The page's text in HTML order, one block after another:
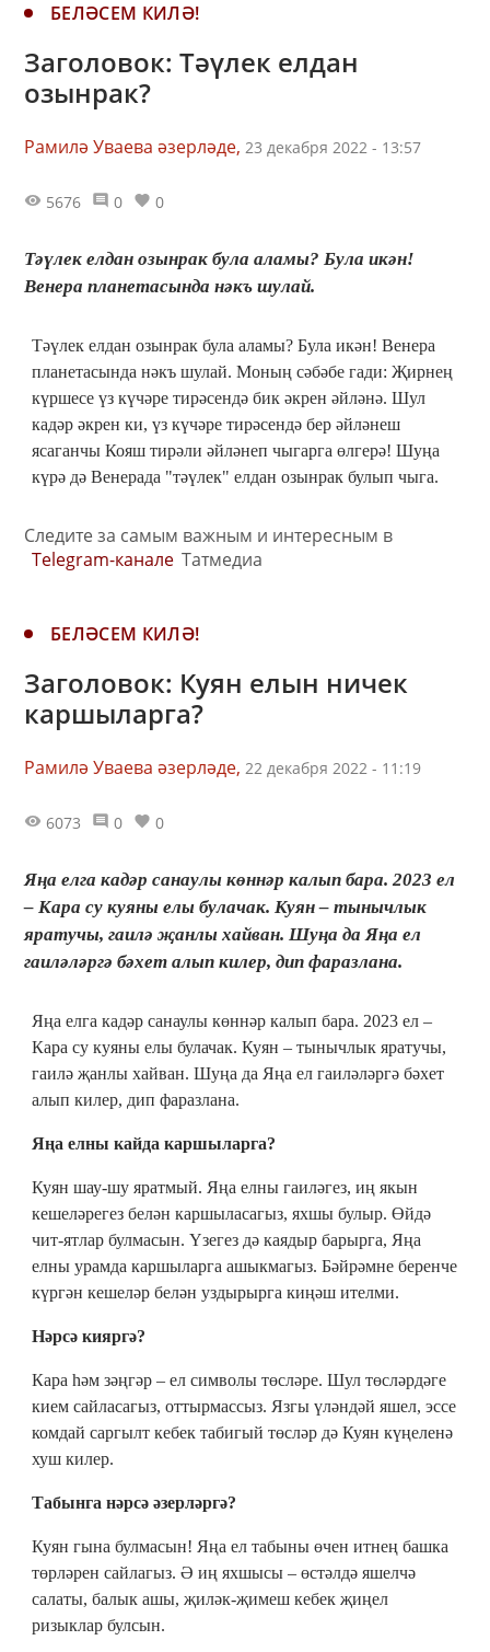
БЕЛӘСЕМ КИЛӘ!
Заголовок: Тәүлек елдан
озынрак?
Рамилә Уваева әзерләде, 23 декабря 2022 - 13:57
5676 0 0
Тәүлек елдан озынрак була аламы? Була икән!
Венера планетасында нәкъ шулай.
Тәүлек елдан озынрак була аламы? Була икән! Венера
планетасында нәкъ шулай. Моның сәбәбе гади: Җирнең
күршесе үз күчәре тирәсендә бик әкрен әйләнә. Шул
кадәр әкрен ки, үз күчәре тирәсендә бер әйләнеш
ясаганчы Кояш тирәли әйләнеп чыгарга өлгерә! Шуңа
күрә дә Венерада "тәүлек" елдан озынрак булып чыга.
Следите за самым важным и интересным в
Telegram-канале Татмедиа
БЕЛӘСЕМ КИЛӘ!
Заголовок: Куян елын ничек
каршыларга?
Рамилә Уваева әзерләде, 22 декабря 2022 - 11:19
6073 0 0
Яңа елга кадәр санаулы көннәр калып бара. 2023 ел
– Кара су куяны елы булачак. Куян – тынычлык
яратучы, гаилә җанлы хайван. Шуңа да Яңа ел
гаиләләргә бәхет алып килер, дип фаразлана.
Яңа елга кадәр санаулы көннәр калып бара. 2023 ел –
Кара су куяны елы булачак. Куян – тынычлык яратучы,
гаилә җанлы хайван. Шуңа да Яңа ел гаиләләргә бәхет
алып килер, дип фаразлана.
Яңа елны кайда каршыларга?
Куян шау-шу яратмый. Яңа елны гаиләгез, иң якын
кешеләрегез белән каршыласагыз, яхшы булыр. Өйдә
чит-ятлар булмасын. Үзегез дә каядыр барырга, Яңа
елны урамда каршыларга ашыкмагыз. Бәйрәмне беренче
күргән кешеләр белән уздырырга киңәш ителми.
Нәрсә кияргә?
Кара һәм зәңгәр – ел символы төсләре. Шул төсләрдәге
кием сайласагыз, оттырмассыз. Язгы үләндәй яшел, эссе
комдай саргылт кебек табигый төсләр дә Куян күңеленә
хуш килер.
Табынга нәрсә әзерләргә?
Куян гына булмасын! Яңа ел табыны өчен итнең башка
төрләрен сайлагыз. Ә иң яхшысы – өстәлдә яшелчә
салаты, балык ашы, җиләк-җимеш кебек җиңел
ризыклар булсын.